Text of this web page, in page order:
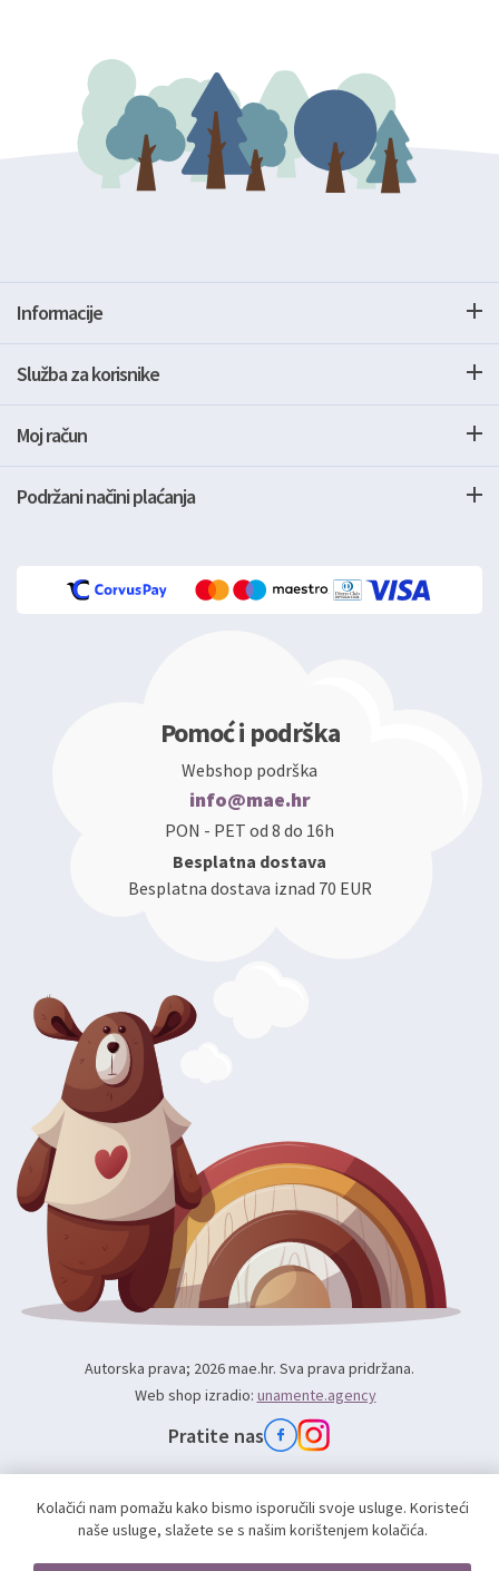
Informacije
Služba za korisnike
Moj račun
Podržani načini plaćanja
Pomoć i podrška
Webshop podrška
info@mae.hr
PON - PET od 8 do 16h
Besplatna dostava
Besplatna dostava iznad 70 EUR
Autorska prava; 2026 mae.hr. Sva prava pridržana.
Web shop izradio: unamente.agency
Pratite nas
Kolačići nam pomažu kako bismo isporučili svoje usluge. Koristeći
naše usluge, slažete se s našim korištenjem kolačića.